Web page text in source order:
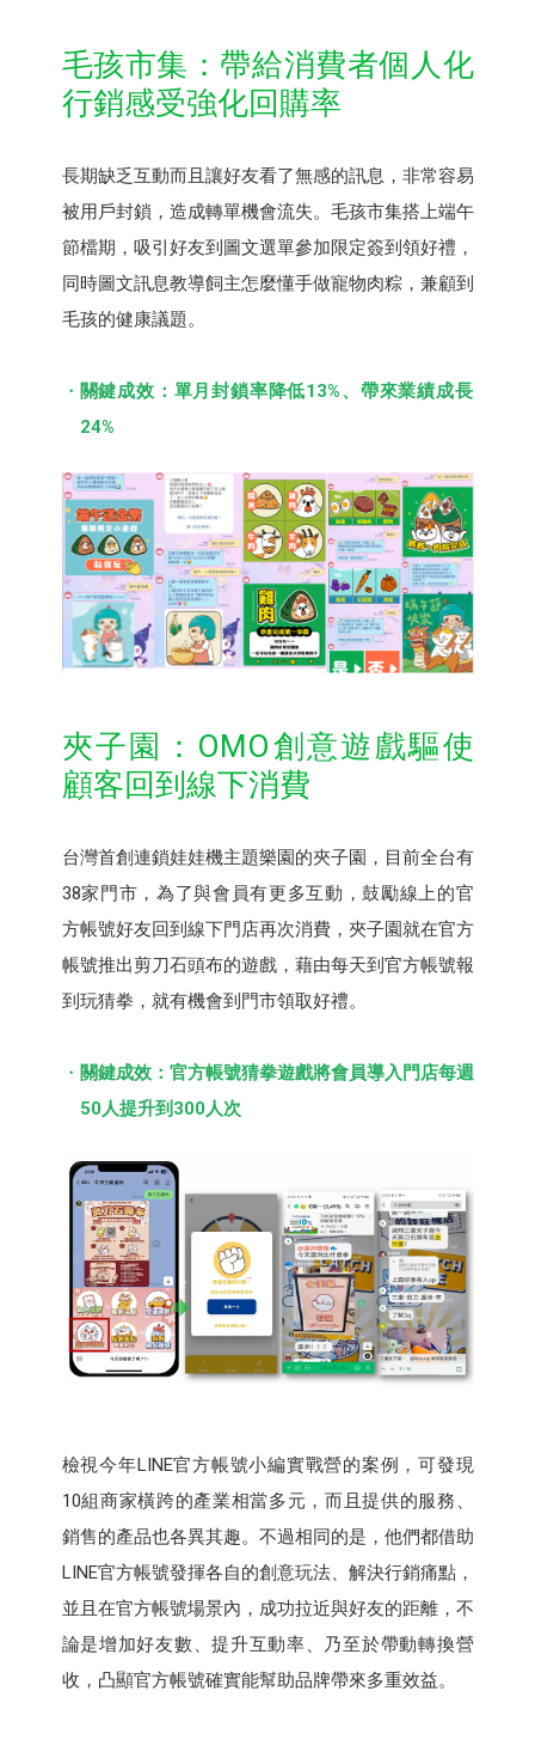
毛孩市集：帶給消費者個人化
行銷感受強化回購率
長期缺乏互動而且讓好友看了無感的訊息，非常容易
被用戶封鎖，造成轉單機會流失。毛孩市集搭上端午
節檔期，吸引好友到圖文選單參加限定簽到領好禮，
同時圖文訊息教導飼主怎麼懂手做寵物肉粽，兼顧到
毛孩的健康議題。
關鍵成效：單月封鎖率降低13%、帶來業績成長
24%
夾子園：OMO創意遊戲驅使
顧客回到線下消費
台灣首創連鎖娃娃機主題樂園的夾子園，目前全台有
38家門市，為了與會員有更多互動，鼓勵線上的官
方帳號好友回到線下門店再次消費，夾子園就在官方
帳號推出剪刀石頭布的遊戲，藉由每天到官方帳號報
到玩猜拳，就有機會到門市領取好禮。
關鍵成效：官方帳號猜拳遊戲將會員導入門店每週
50人提升到300人次
檢視今年LINE官方帳號小編實戰營的案例，可發現
10組商家橫跨的產業相當多元，而且提供的服務、
銷售的產品也各異其趣。不過相同的是，他們都借助
LINE官方帳號發揮各自的創意玩法、解決行銷痛點，
並且在官方帳號場景內，成功拉近與好友的距離，不
論是增加好友數、提升互動率、乃至於帶動轉換營
收，凸顯官方帳號確實能幫助品牌帶來多重效益。